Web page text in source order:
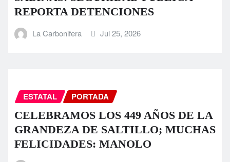
REPORTA DETENCIONES
La Carbonifera Jul 25, 2026
ESTATAL PORTADA
CELEBRAMOS LOS 449 AÑOS DE LA
GRANDEZA DE SALTILLO; MUCHAS
FELICIDADES: MANOLO